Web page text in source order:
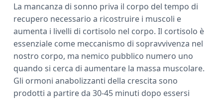
La mancanza di sonno priva il corpo del tempo di
recupero necessario a ricostruire i muscoli e
aumenta i livelli di cortisolo nel corpo. Il cortisolo è
essenziale come meccanismo di sopravvivenza nel
nostro corpo, ma nemico pubblico numero uno
quando si cerca di aumentare la massa muscolare.
Gli ormoni anabolizzanti della crescita sono
prodotti a partire da 30-45 minuti dopo essersi